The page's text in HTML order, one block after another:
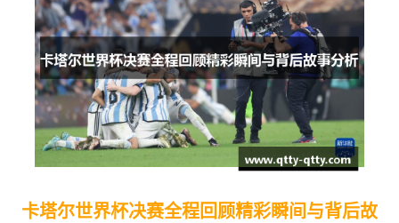
卡塔尔世界杯决赛全程回顾精彩瞬间与背后故